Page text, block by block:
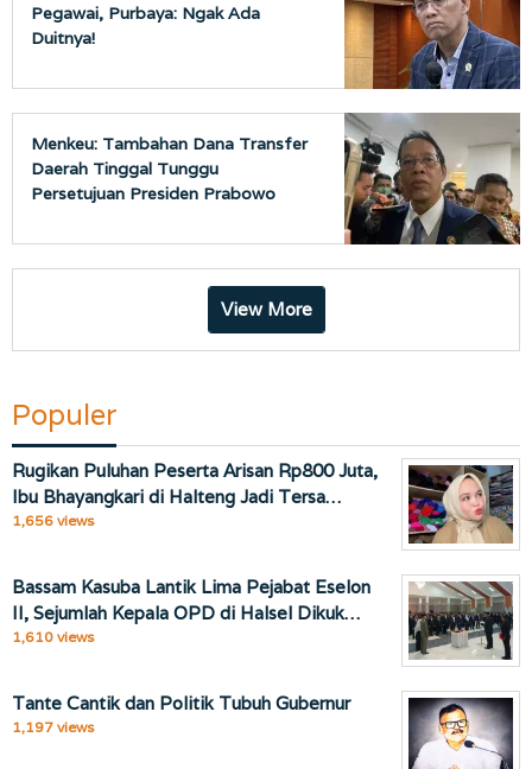
Pegawai, Purbaya: Ngak Ada
Duitnya!
Menkeu: Tambahan Dana Transfer
Daerah Tinggal Tunggu
Persetujuan Presiden Prabowo
View More
Populer
Rugikan Puluhan Peserta Arisan Rp800 Juta,
Ibu Bhayangkari di Halteng Jadi Tersa…
1,656 views
Bassam Kasuba Lantik Lima Pejabat Eselon
II, Sejumlah Kepala OPD di Halsel Dikuk…
1,610 views
Tante Cantik dan Politik Tubuh Gubernur
1,197 views